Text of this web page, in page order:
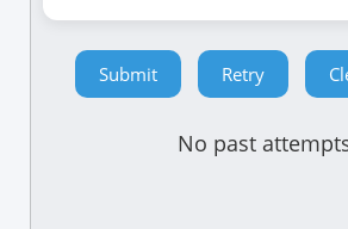
Submit Retry
No past